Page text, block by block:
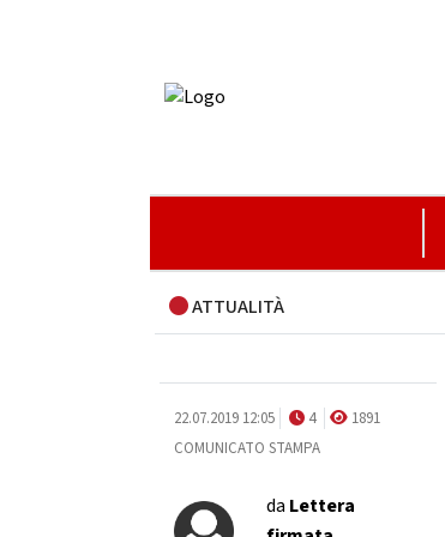
ATTUALITÀ
22.07.2019 12:05 4
1891
COMUNICATO STAMPA
da Lettera